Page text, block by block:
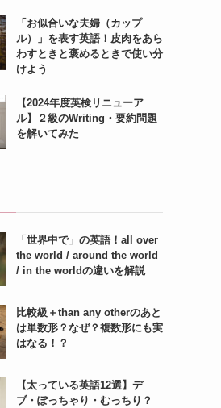
「お似合いな夫婦（カップ
ル）」を表す英語！皮肉をあら
わすときと褒めるときで使い分
けよう
【2024年度英検リニューア
ル】２級のWriting・要約問題
を解いてみた
「世界中で」の英語！all over
the world / around the world
/ in the worldの違いを解説
比較級＋than any otherのあと
は単数形？なぜ？複数形にも実
はなる！？
【太っている英語12選】デ
ブ・ぽっちゃり・むっちり？